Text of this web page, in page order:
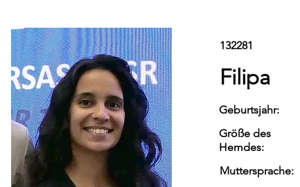
132281
Filipa
Geburtsjahr:
Größe des
Hemdes:
Muttersprache: